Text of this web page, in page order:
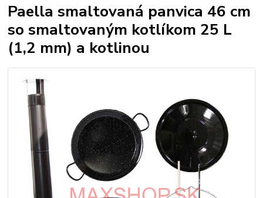
Paella smaltovaná panvica 46 cm
so smaltovaným kotlíkom 25 L
(1,2 mm) a kotlinou